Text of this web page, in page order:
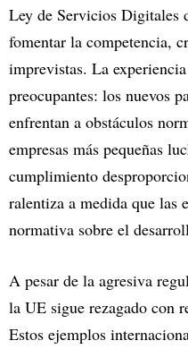
Ley de Servicios Digitales
fomentar la competencia,
imprevistas. La
preocupantes: los nuevos
enfrentan a obstáculos
empresas más pequeñas
cumplimiento
ralentiza a medida que las
normativa sobre el
A pesar de la agresiva
la UE sigue rezagado con
Estos ejemplos